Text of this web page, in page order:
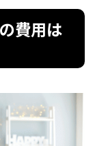
費用は